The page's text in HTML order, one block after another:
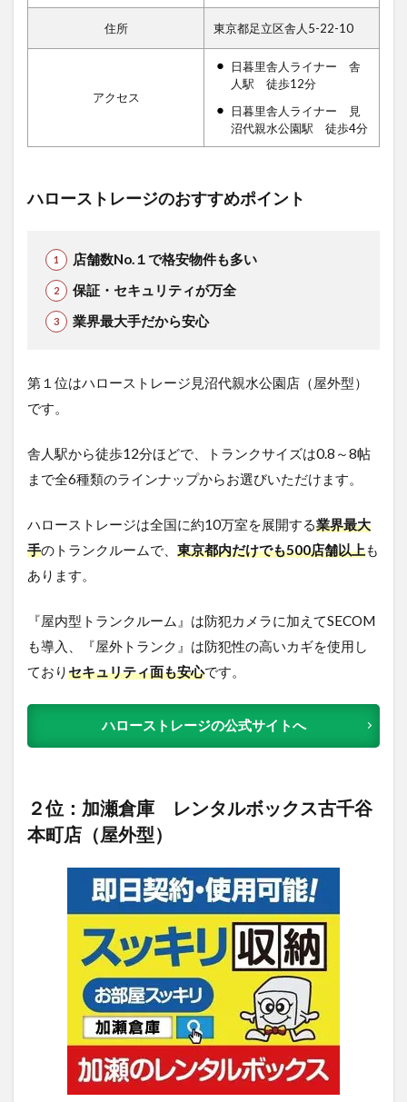
住所 東京都足立区舎人5-22-10
アクセス
日暮里舎人ライナー 舎
人駅 徒歩12分
日暮里舎人ライナー 見
沼代親水公園駅 徒歩4分
ハローストレージのおすすめポイント
店舗数No.１で格安物件も多い
保証・セキュリティが万全
業界最大手だから安心
第１位はハローストレージ見沼代親水公園店（屋外型）
です。
舎人駅から徒歩12分ほどで、トランクサイズは0.8～8帖
まで全6種類のラインナップからお選びいただけます。
ハローストレージは全国に約10万室を展開する業界最大
手のトランクルームで、 東京都内だけでも500店舗以上も
あります。
『屋内型トランクルーム』は防犯カメラに加えてSECOM
も導入、『屋外トランク』は防犯性の高いカギを使用し
ておりセキュリティ面も安心です。
ハローストレージの公式サイトへ
２位：加瀬倉庫 レンタルボックス古千谷
本町店（屋外型）